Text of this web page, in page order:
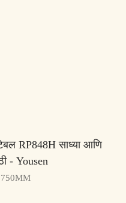
RP848H साध्या आणि
- Yousen